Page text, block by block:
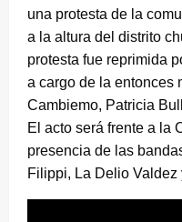
una protesta de la
a la altura del distrito
protesta fue reprimida
a cargo de la entonces
Cambiemo, Patricia
El acto será frente a la
presencia de las
Filippi, La Delio Valdez